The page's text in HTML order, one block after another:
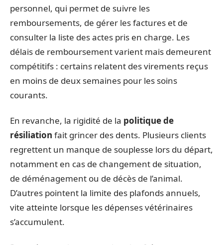
personnel, qui permet de suivre les
remboursements, de gérer les factures et de
consulter la liste des actes pris en charge. Les
délais de remboursement varient mais demeurent
compétitifs : certains relatent des virements reçus
en moins de deux semaines pour les soins
courants.
En revanche, la rigidité de la politique de
résiliation fait grincer des dents. Plusieurs clients
regrettent un manque de souplesse lors du départ,
notamment en cas de changement de situation,
de déménagement ou de décès de l’animal.
D’autres pointent la limite des plafonds annuels,
vite atteinte lorsque les dépenses vétérinaires
s’accumulent.